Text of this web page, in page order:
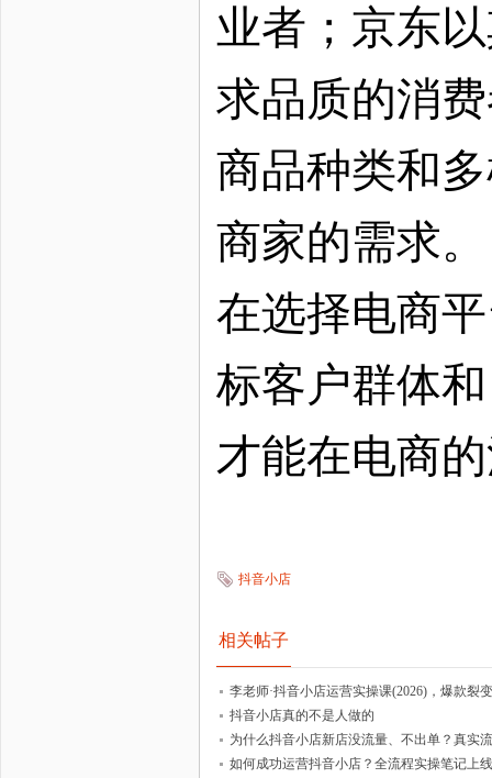
业者；京东
求品质的消
商品种类和
商家的需求。
在选择电商
标客户群体
才能在电商
抖音小店
相关帖子
李老师·抖音小店运营实操课(2026)，爆款裂
抖音小店真的不是人做的
为什么抖音小店新店没流量、不出单？真实
如何成功运营抖音小店？全流程实操笔记上